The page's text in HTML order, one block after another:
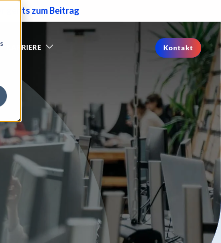
gehts zum Beitrag
KARRIERE Kontakt